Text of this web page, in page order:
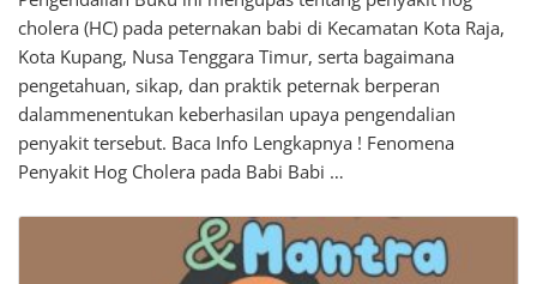
cholera (HC) pada peternakan babi di Kecamatan Kota Raja,
Kota Kupang, Nusa Tenggara Timur, serta bagaimana
pengetahuan, sikap, dan praktik peternak berperan
dalammenentukan keberhasilan upaya pengendalian
penyakit tersebut. Baca Info Lengkapnya ! Fenomena
Penyakit Hog Cholera pada Babi Babi …